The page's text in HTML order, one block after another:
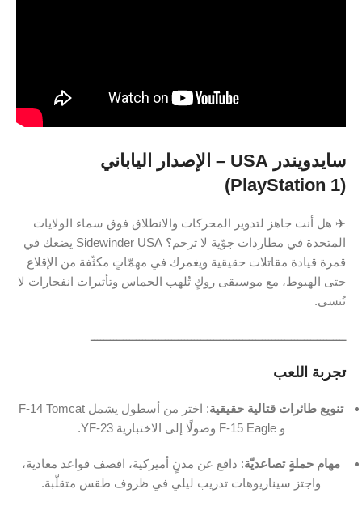
سايدويندر USA – الإصدار الياباني
(PlayStation 1)
✈️ هل أنت جاهز لتدوير المحركات والانطلاق فوق سماء الولايات
المتحدة في مطاردات جوّية لا ترحم؟ Sidewinder USA يضعك في
قمرة قيادة مقاتلات حقيقية ويغمرك في مهمّاتٍ مكثّفة من الإقلاع
حتى الهبوط، مع موسيقى روكٍ تُلهب الحماس وتأثيرات انفجارات لا
تُنسى.
ـــــــــــــــــــــــــــــــــــــــــــــــــــــــــــــــــــــــــــــــ
تجربة اللعب
تنويع طائرات قتالية حقيقية
: اختر من أسطول يشمل F-14 Tomcat
و F-15 Eagle وصولًا إلى الاختبارية YF-23.
مهام حملةٍ تصاعديّة: دافع عن مدنٍ أميركية، اقصف قواعد معادية،
واجتز سيناريوهات تدريب ليلي في ظروف طقس متقلّبة.